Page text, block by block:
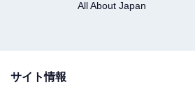
All About Japan
サイト情報